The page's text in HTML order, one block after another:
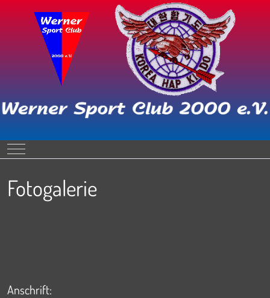
Mobile Menu Toggle
Fotogalerie
Anschrift: